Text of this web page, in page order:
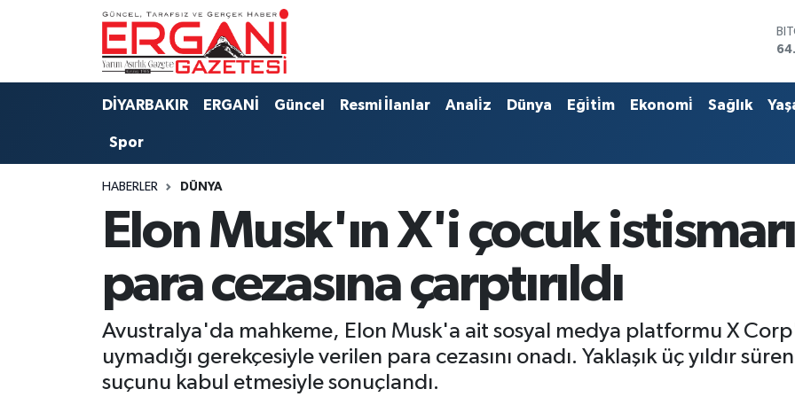
DİYARBAKIR ERGANİ Güncel Resmi İlanlar Anali̇z Dünya Eği̇ti̇m Ekonomi̇ Sağlık
Spor
HABERLER DÜNYA
Elon Musk'ın X'i çocuk
para cezasına çarptırıldı
Avustralya'da mahkeme, Elon Musk'a ait sosyal medya platformu X
uymadığı gerekçesiyle verilen para cezasını onadı. Yaklaşık üç yıldır
suçunu kabul etmesiyle sonuçlandı.
DİYARBAKIR
BAĞLAR
ERGANİ
Resmi İlanlar
Si̇yaset
Ergani Nöbetçi Eczaneler
Ergani Hava Durumu
Tüm Manşetler
Son Dakika Haberleri
Haber Arşivi